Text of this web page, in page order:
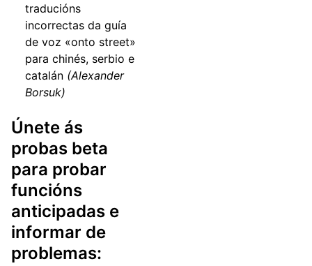
traducións
incorrectas da guía
de voz «onto street»
para chinés, serbio e
catalán (Alexander
Borsuk)
Únete ás
probas beta
para probar
funcións
anticipadas e
informar de
problemas: